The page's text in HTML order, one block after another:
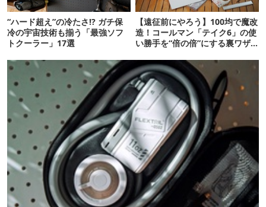
“ハード超え”の冷たさ!? ガチ保
冷の宇宙技術も揃う「最強ソフ
トクーラー」17選
【遠征前にやろう】100均で魔改
造！コールマン「テイク6」の使
い勝手を“倍の倍”にする裏ワザ6